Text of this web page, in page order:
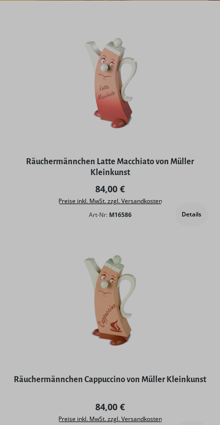
Räuchermännchen Latte Macchiato von Müller
Kleinkunst
Regulärer Preis:
84,00 €
Preise inkl. MwSt. zzgl. Versandkosten
Art-Nr: M16586 Details
Räuchermännchen Cappuccino von Müller Kleinkunst
Regulärer Preis:
84,00 €
Preise inkl. MwSt. zzgl. Versandkosten